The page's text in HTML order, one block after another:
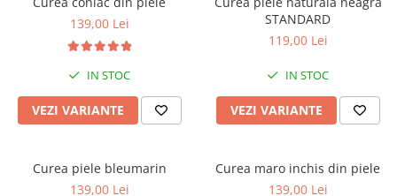
139,00 Lei
IN STOC
VEZI VARIANTE
STANDARD
119,00 Lei
IN STOC
VEZI VARIANTE
Curea piele bleumarin
139,00 Lei
Curea maro inchis din piele
139,00 Lei